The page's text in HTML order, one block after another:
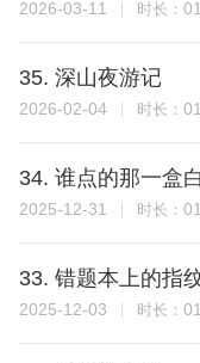
2026-03-11 时长：
35. 深山夜游记
2026-02-04 时长：
34. 谁点的那一盒
2025-12-31 时长：
33. 错题本上的指
2025-12-03 时长：